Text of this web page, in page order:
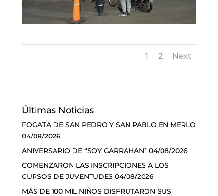
1 2 Next
Últimas Noticias
FOGATA DE SAN PEDRO Y SAN PABLO EN MERLO
04/08/2026
ANIVERSARIO DE “SOY GARRAHAN” 04/08/2026
COMENZARON LAS INSCRIPCIONES A LOS
CURSOS DE JUVENTUDES 04/08/2026
MÁS DE 100 MIL NIÑOS DISFRUTARON SUS